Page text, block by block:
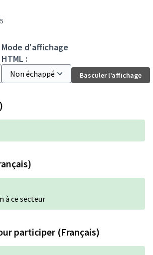
Mode d'affichage
HTML :
Basculer l’affichage
à ce secteur
participer (Français)